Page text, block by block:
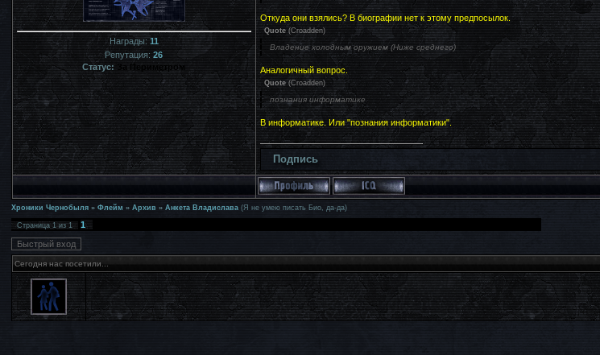
Награды:11
Репутация: 26
Статус: За Периметром
Откуда они взялись? В биографии нет к этому предпосылок.
Quote(Croadden)
Владение холодным оружием (Ниже среднего)
Аналогичный вопрос.
Quote(Croadden)
познания информатике
В информатике. Или "познания информатики".
Подпись
Хроники Чернобыля » Флейм » Архив » Анкета Владислава (Я не умею писать Био, да-да)
Страница1из1
1
Сегодня нас посетили...